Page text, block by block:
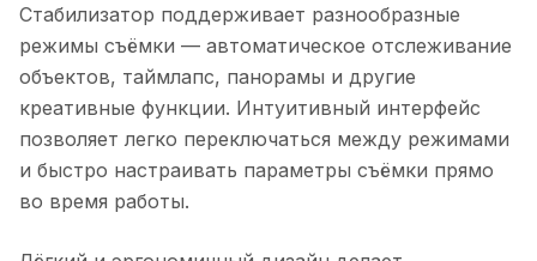
Стабилизатор поддерживает разнообразные
режимы съёмки — автоматическое отслеживание
объектов, таймлапс, панорамы и другие
креативные функции. Интуитивный интерфейс
позволяет легко переключаться между режимами
и быстро настраивать параметры съёмки прямо
во время работы.